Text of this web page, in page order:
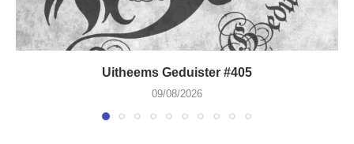
Uitheems Geduister #405
09/08/2026